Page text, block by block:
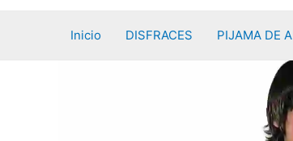
Inicio DISFRACES PIJAMA DE